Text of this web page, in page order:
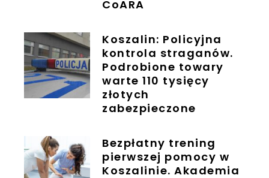
CoARA
Koszalin: Policyjna
kontrola straganów.
Podrobione towary
warte 110 tysięcy
złotych
zabezpieczone
Bezpłatny trening
pierwszej pomocy w
Koszalinie. Akademia